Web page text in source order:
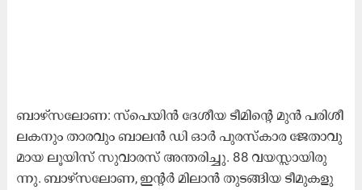
ബാ​ഴ്സ​ലോ​ണ: സ്പെ​യി​ൻ ദേ​ശീ​യ ടീ​മി​ന്റെ മു​ൻ പ​രി​ശീ​
ല​ക​നും താ​ര​വും ബാ​ല​ൻ ഡി ​ഓ​ർ പു​ര​സ്കാ​ര ജേ​താ​വു​
മാ​യ ലൂ​യി​സ് സു​വാ​ര​സ് അ​ന്ത​രി​ച്ചു. 88 വ​യ​സ്സാ‍യി​രു​
ന്നു. ബാ​ഴ്സ​ലോ​ണ, ഇ​ന്റ​ർ മി​ലാ​ൻ തു​ട​ങ്ങി​യ ടീ​മു​ക​ളു​